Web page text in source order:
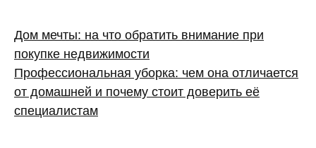
Дом мечты: на что обратить внимание при
покупке недвижимости
Профессиональная уборка: чем она отличается
от домашней и почему стоит доверить её
специалистам